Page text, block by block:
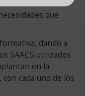
que
dando a
SAACS utilizados
en la
cada uno de los